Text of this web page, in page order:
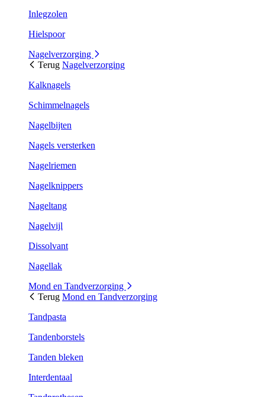
Inlegzolen
Hielspoor
Nagelverzorging
Terug Nagelverzorging
Kalknagels
Schimmelnagels
Nagelbijten
Nagels versterken
Nagelriemen
Nagelknippers
Nageltang
Nagelvijl
Dissolvant
Nagellak
Mond en Tandverzorging
Terug Mond en Tandverzorging
Tandpasta
Tandenborstels
Tanden bleken
Interdentaal